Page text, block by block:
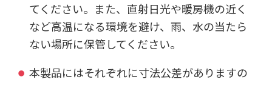
てください。また、直射日光や暖房機の近く
など高温になる環境を避け、雨、水の当たら
ない場所に保管してください。
本製品にはそれぞれに寸法公差がありますの